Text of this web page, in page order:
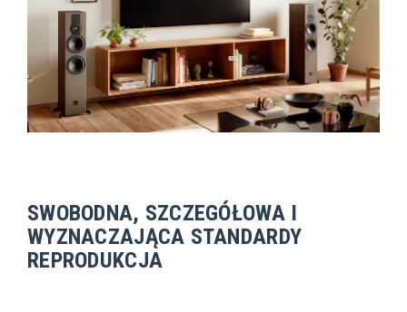
SWOBODNA, SZCZEGÓŁOWA I
WYZNACZAJĄCA STANDARDY
REPRODUKCJA